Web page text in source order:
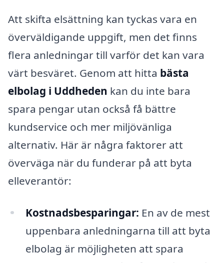
Att skifta elsättning kan tyckas vara en
överväldigande uppgift, men det finns
flera anledningar till varför det kan vara
värt besväret. Genom att hitta bästa
elbolag i Uddheden kan du inte bara
spara pengar utan också få bättre
kundservice och mer miljövänliga
alternativ. Här är några faktorer att
överväga när du funderar på att byta
elleverantör:
Kostnadsbesparingar: En av de mest
uppenbara anledningarna till att byta
elbolag är möjligheten att spara